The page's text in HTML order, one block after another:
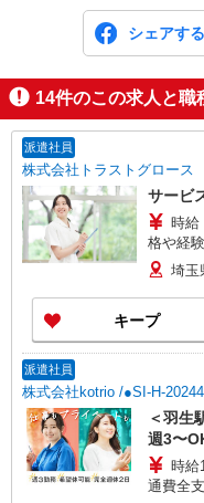
シェアする
14件のこの求人と職
派遣社員
株式会社トラストグロー
サービ
時給
格や経
埼玉
キープ
派遣社員
株式会社kotrio /●SI-H-
＜羽生
週3〜
時
通費全